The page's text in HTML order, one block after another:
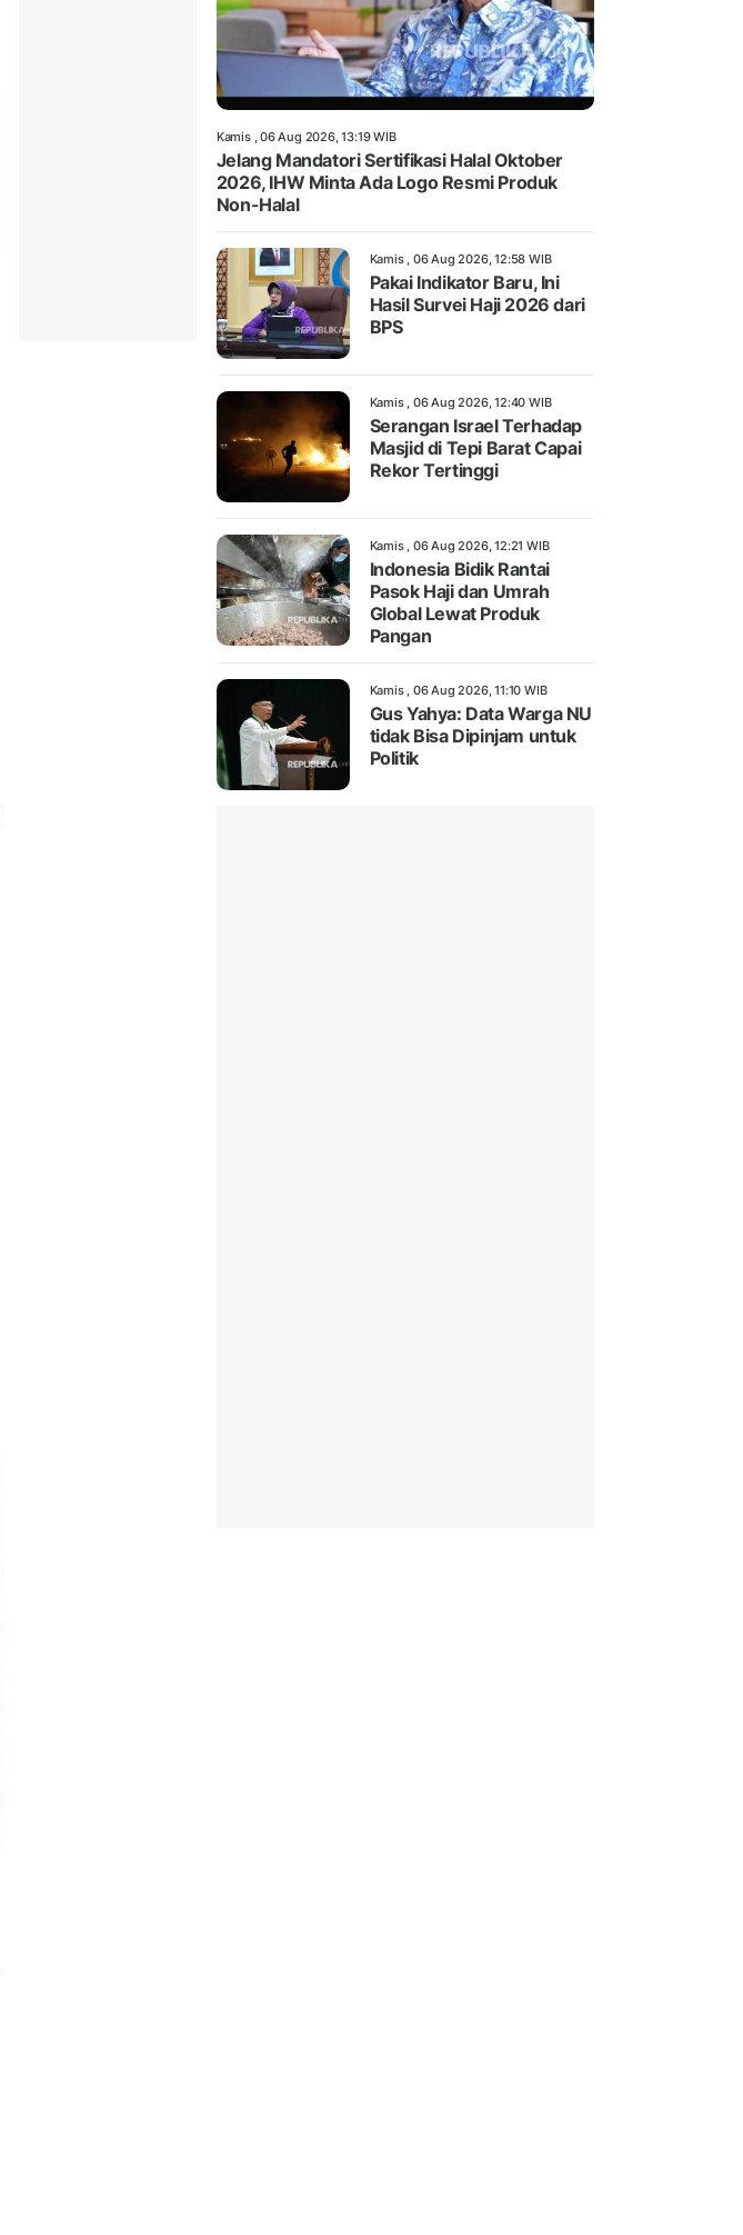
Kamis , 06 Aug 2026, 13:19 WIB
Jelang Mandatori Sertifikasi Halal Oktober
2026, IHW Minta Ada Logo Resmi Produk
Non-Halal
Kamis , 06 Aug 2026, 12:58 WIB
Pakai Indikator Baru, Ini
Hasil Survei Haji 2026 dari
BPS
Kamis , 06 Aug 2026, 12:40 WIB
Serangan Israel Terhadap
Masjid di Tepi Barat Capai
Rekor Tertinggi
Kamis , 06 Aug 2026, 12:21 WIB
Indonesia Bidik Rantai
Pasok Haji dan Umrah
Global Lewat Produk
Pangan
Kamis , 06 Aug 2026, 11:10 WIB
Gus Yahya: Data Warga NU
tidak Bisa Dipinjam untuk
Politik